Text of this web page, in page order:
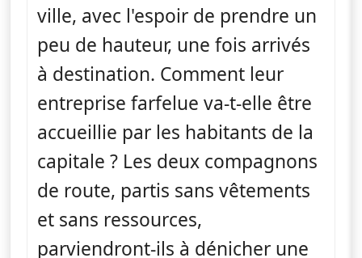
ville, avec l'espoir de prendre un
peu de hauteur, une fois arrivés
à destination. Comment leur
entreprise farfelue va-t-elle être
accueillie par les habitants de la
capitale ? Les deux compagnons
de route, partis sans vêtements
et sans ressources,
parviendront-ils à dénicher une